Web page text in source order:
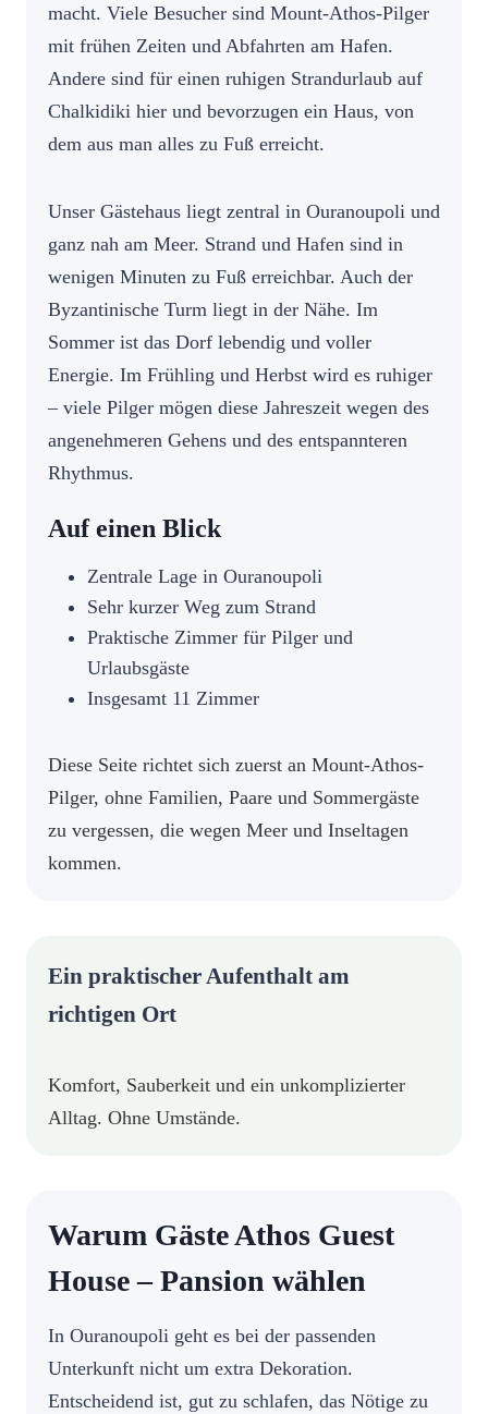
macht. Viele Besucher sind Mount-Athos-Pilger
mit frühen Zeiten und Abfahrten am Hafen.
Andere sind für einen ruhigen Strandurlaub auf
Chalkidiki hier und bevorzugen ein Haus, von
dem aus man alles zu Fuß erreicht.
Unser Gästehaus liegt zentral in Ouranoupoli und
ganz nah am Meer. Strand und Hafen sind in
wenigen Minuten zu Fuß erreichbar. Auch der
Byzantinische Turm liegt in der Nähe. Im
Sommer ist das Dorf lebendig und voller
Energie. Im Frühling und Herbst wird es ruhiger
– viele Pilger mögen diese Jahreszeit wegen des
angenehmeren Gehens und des entspannteren
Rhythmus.
Auf einen Blick
Zentrale Lage in Ouranoupoli
Sehr kurzer Weg zum Strand
Praktische Zimmer für Pilger und
Urlaubsgäste
Insgesamt 11 Zimmer
Diese Seite richtet sich zuerst an Mount-Athos-
Pilger, ohne Familien, Paare und Sommergäste
zu vergessen, die wegen Meer und Inseltagen
kommen.
Ein praktischer Aufenthalt am
richtigen Ort
Komfort, Sauberkeit und ein unkomplizierter
Alltag. Ohne Umstände.
Warum Gäste Athos Guest
House – Pansion wählen
In Ouranoupoli geht es bei der passenden
Unterkunft nicht um extra Dekoration.
Entscheidend ist, gut zu schlafen, das Nötige zu